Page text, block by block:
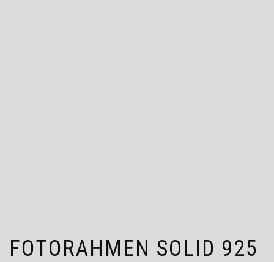
FOTORAHMEN SOLID 925